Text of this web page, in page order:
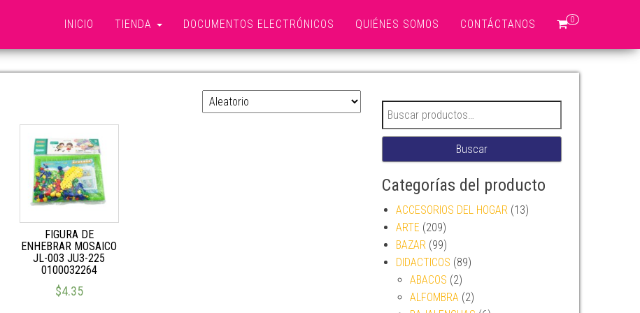
0
INICIO TIENDA DOCUMENTOS ELECTRÓNICOS QUIÉNES SOMOS CONTÁCTANOS
FIGURAS ENEBRAR
FIGURA DE
ENHEBRAR MOSAICO
JL-003 JU3-225
0100032264
$4.35
Buscar por:
Buscar
Categorías del producto
ACCESORIOS DEL HOGAR (13)
ARTE (209)
BAZAR (99)
DIDACTICOS (89)
ABACOS (2)
ALFOMBRA (2)